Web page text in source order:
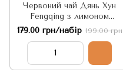
Червоний чай Дянь Хун
Fengqing з лимоном
порційний 5шт по 6г
179.00 грн/набір 199.00 грн